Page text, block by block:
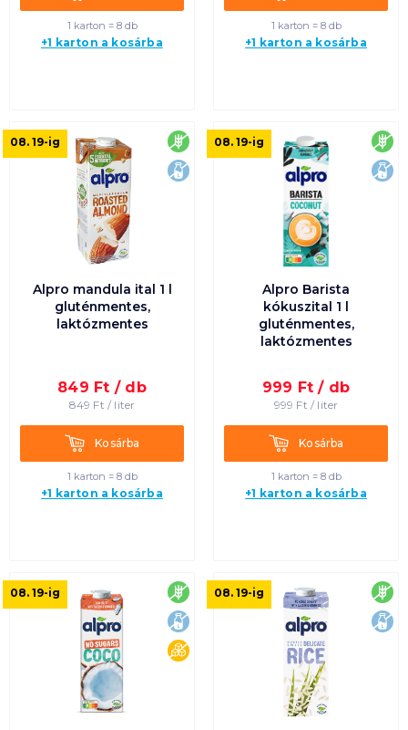
1 karton = 8 db
+1 karton a kosárba
1 karton = 8 db
+1 karton a kosárba
gluténmentes
laktózmentes
Alpro mandula ital 1 l
gluténmentes,
laktózmentes
849 Ft / db
849 Ft / liter
KosárbaKosárba
1 karton = 8 db
+1 karton a kosárba
08. 19-ig
Alpro Barista
kókuszital 1 l
gluténmentes,
laktózmentes
999 Ft / db
999 Ft / liter
KosárbaKosárba
1 karton = 8 db
+1 karton a kosárba
08. 19-ig
gluténmentes
laktózmentes
cukormentes
08. 19-ig 08. 19-ig